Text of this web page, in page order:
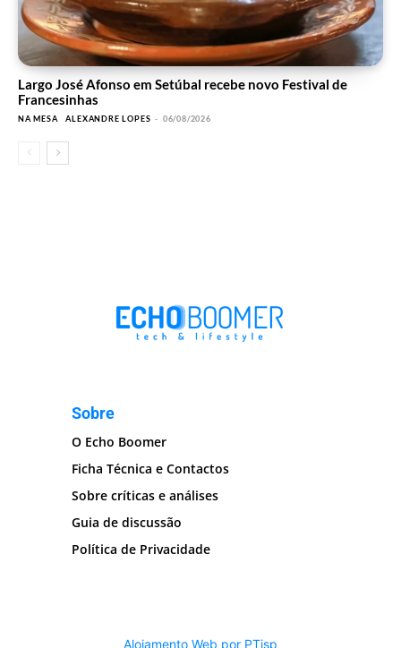
Largo José Afonso em Setúbal recebe novo Festival de
Francesinhas
NA MESA ALEXANDRE LOPES - 06/08/2026
Sobre
O Echo Boomer
Ficha Técnica e Contactos
Sobre críticas e análises
Guia de discussão
Política de Privacidade
Alojamento Web por PTisp